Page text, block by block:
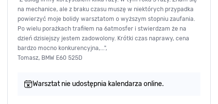
na mechanice, ale z braku czasu muszę w niektórych przypadka
powierzyć moje bolidy warsztatom o wyższym stopniu zaufania.
Po wielu porażkach trafiłem na 6atmosfer i stwierdzam że na
dzień dzisiejszy jestem zadowolony. Krótki czas naprawy, cena
bardzo mocno konkurencyjna,...",
Tomasz, BMW E60 525D
Warsztat nie udostępnia kalendarza online.